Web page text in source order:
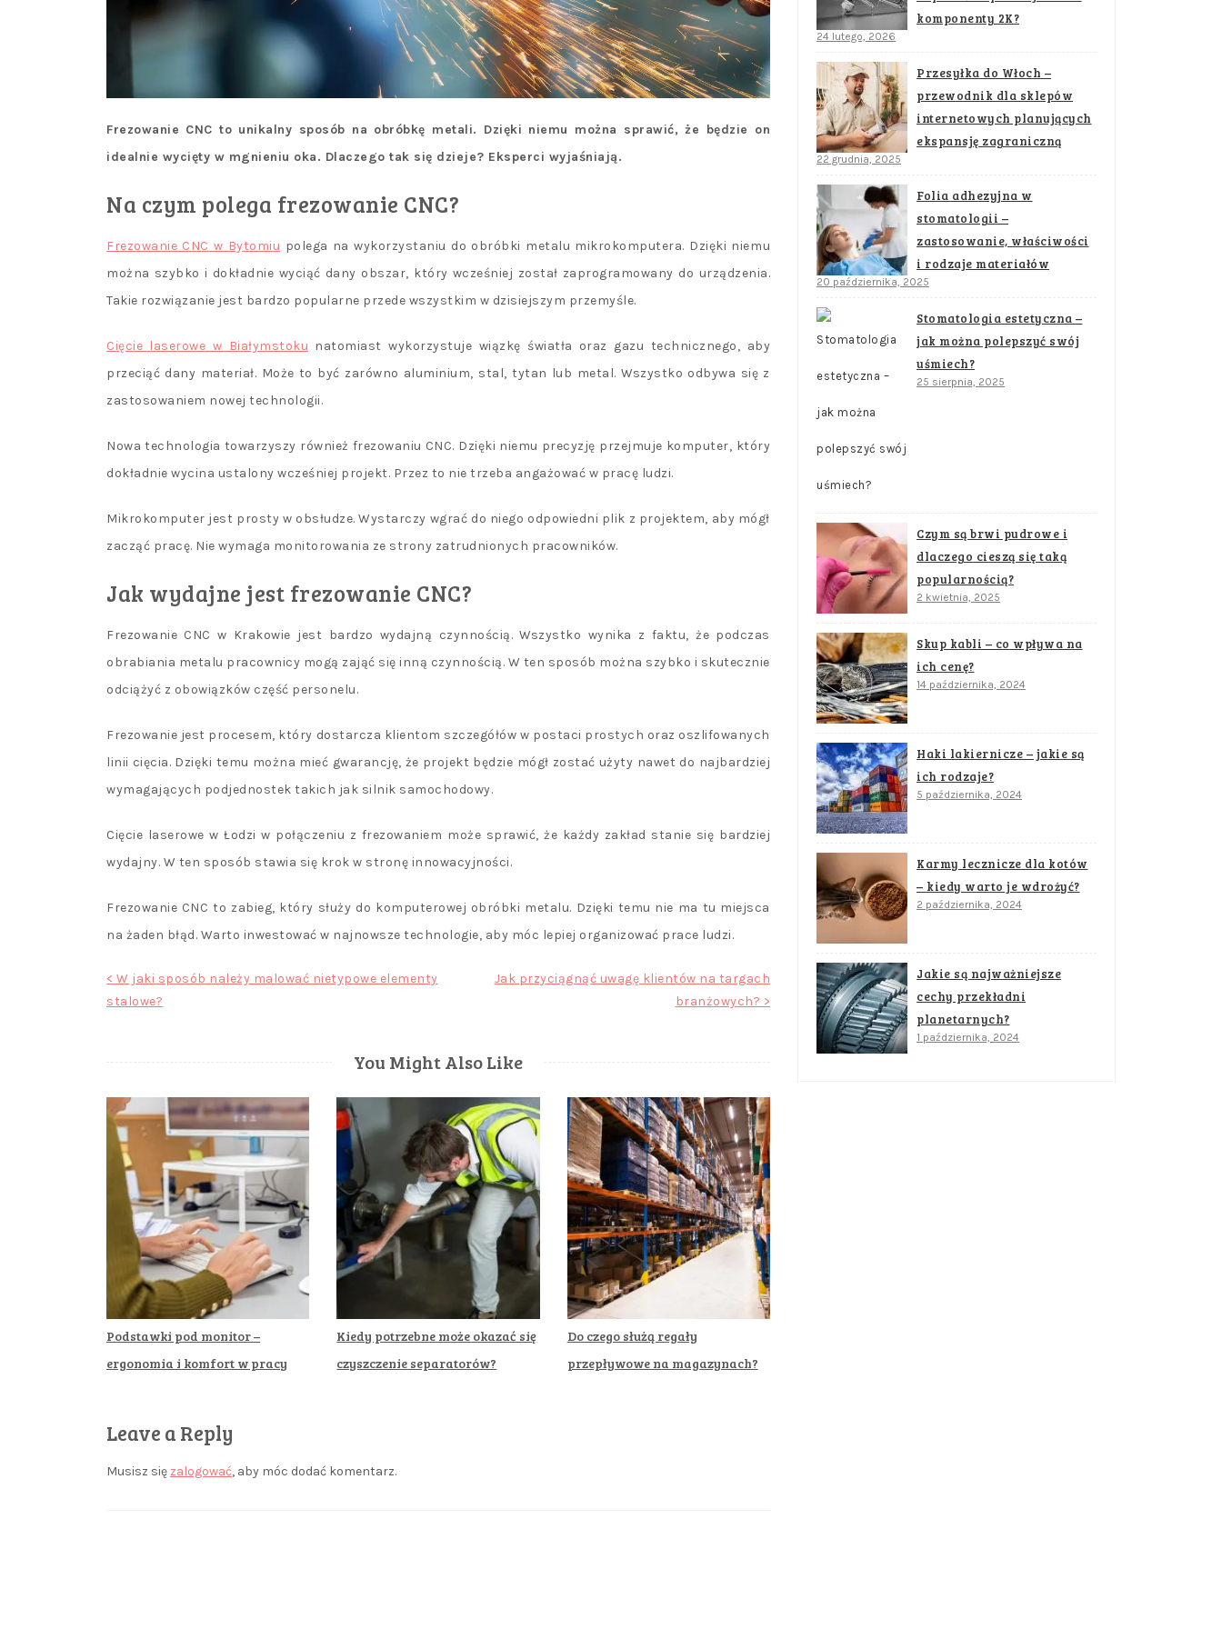
Frezowanie CNC to unikalny sposób na obróbkę metali. Dzięki niemu można sprawić, że będzie on
idealnie wycięty w mgnieniu oka. Dlaczego tak się dzieje? Eksperci wyjaśniają.
Na czym polega frezowanie CNC?
Frezowanie CNC w Bytomiu polega na wykorzystaniu do obróbki metalu mikrokomputera. Dzięki niemu
można szybko i dokładnie wyciąć dany obszar, który wcześniej został zaprogramowany do urządzenia.
Takie rozwiązanie jest bardzo popularne przede wszystkim w dzisiejszym przemyśle.
Cięcie laserowe w Białymstoku natomiast wykorzystuje wiązkę światła oraz gazu technicznego, aby
przeciąć dany materiał. Może to być zarówno aluminium, stal, tytan lub metal. Wszystko odbywa się z
zastosowaniem nowej technologii.
Nowa technologia towarzyszy również frezowaniu CNC. Dzięki niemu precyzję przejmuje komputer, który
dokładnie wycina ustalony wcześniej projekt. Przez to nie trzeba angażować w pracę ludzi.
Mikrokomputer jest prosty w obsłudze. Wystarczy wgrać do niego odpowiedni plik z projektem, aby mógł
zacząć pracę. Nie wymaga monitorowania ze strony zatrudnionych pracowników.
Jak wydajne jest frezowanie CNC?
Frezowanie CNC w Krakowie jest bardzo wydajną czynnością. Wszystko wynika z faktu, że podczas
obrabiania metalu pracownicy mogą zająć się inną czynnością. W ten sposób można szybko i skutecznie
odciążyć z obowiązków część personelu.
Frezowanie jest procesem, który dostarcza klientom szczegółów w postaci prostych oraz oszlifowanych
linii cięcia. Dzięki temu można mieć gwarancję, że projekt będzie mógł zostać użyty nawet do najbardziej
wymagających podjednostek takich jak silnik samochodowy.
Cięcie laserowe w Łodzi w połączeniu z frezowaniem może sprawić, że każdy zakład stanie się bardziej
wydajny. W ten sposób stawia się krok w stronę innowacyjności.
Frezowanie CNC to zabieg, który służy do komputerowej obróbki metalu. Dzięki temu nie ma tu miejsca
na żaden błąd. Warto inwestować w najnowsze technologie, aby móc lepiej organizować prace ludzi.
Nawigacja
wpisu
< W jaki sposób należy malować nietypowe elementy
stalowe?
Jak przyciągnąć uwagę klientów na targach
branżowych? >
You Might Also Like
Podstawki pod monitor –
ergonomia i komfort w pracy
Kiedy potrzebne może okazać się
czyszczenie separatorów?
Do czego służą regały
przepływowe na magazynach?
Leave a Reply
Musisz się zalogować, aby móc dodać komentarz.
komponenty 2K?
24 lutego, 2026
Przesyłka do Włoch –
przewodnik dla sklepów
internetowych planujących
ekspansję zagraniczną
22 grudnia, 2025
Folia adhezyjna w
stomatologii –
zastosowanie, właściwości
i rodzaje materiałów
20 października, 2025
Stomatologia estetyczna –
jak można polepszyć swój
uśmiech?
25 sierpnia, 2025
Czym są brwi pudrowe i
dlaczego cieszą się taką
popularnością?
2 kwietnia, 2025
Skup kabli – co wpływa na
ich cenę?
14 października, 2024
Haki lakiernicze – jakie są
ich rodzaje?
5 października, 2024
Karmy lecznicze dla kotów
– kiedy warto je wdrożyć?
2 października, 2024
Jakie są najważniejsze
cechy przekładni
planetarnych?
1 października, 2024